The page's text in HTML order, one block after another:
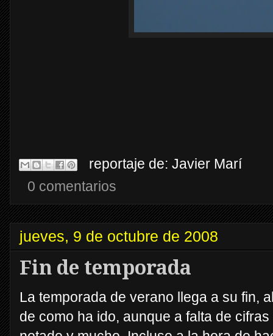
reportaje de: Javier Marí
0 comentarios
jueves, 9 de octubre de 2008
Fin de temporada
La temporada de verano llega a su fin,
de como ha ido, aunque a falta de